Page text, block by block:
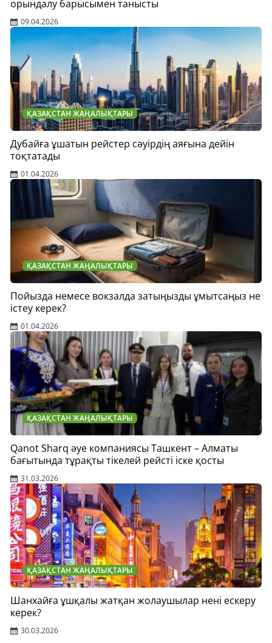
орындалу барысымен танысты
09.04.2026
ҚАЗАҚСТАН ЖАҢАЛЫҚТАРЫ
Дубайға ұшатын рейстер сәуірдің аяғына дейін
тоқтатады
01.04.2026
ҚАЗАҚСТАН ЖАҢАЛЫҚТАРЫ
Пойызда немесе вокзалда затыңызды ұмытсаңыз не
істеу керек?
01.04.2026
ҚАЗАҚСТАН ЖАҢАЛЫҚТАРЫ
Qanot Sharq әуе компаниясы Ташкент – Алматы
бағытында тұрақты тікелей рейсті іске қосты
31.03.2026
ҚАЗАҚСТАН ЖАҢАЛЫҚТАРЫ
Шанхайға ұшқалы жатқан жолаушылар нені ескеру
керек?
30.03.2026